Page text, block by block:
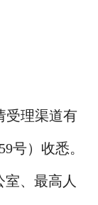
受理渠道有
号）收悉。
、最高人